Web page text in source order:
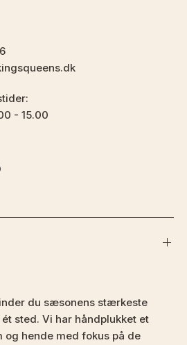
- 15.00
du sæsonens stærkeste
sted. Vi har håndplukket et
og hende med fokus på de